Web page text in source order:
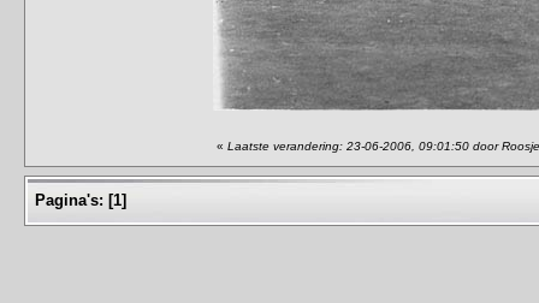
« Laatste verandering: 23-06-2006, 09:01:50 door Roosje
Pagina's: [1]